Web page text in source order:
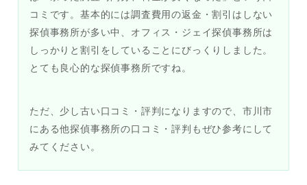
コミです。基本的には調査費用の返金・割引はしない
探偵事務所が多い中、オフィス・ジェイ探偵事務所は
しっかりと割引をしていることにびっくりしました。
とても良心的な探偵事務所ですね。
ただ、少し古い口コミ・評判になりますので、市川市
にある他探偵事務所の口コミ・評判もぜひ参考にして
みてください。